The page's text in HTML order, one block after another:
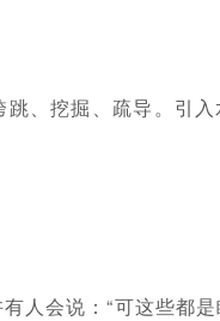
、挖掘、疏导。引
人会说：“可这些都